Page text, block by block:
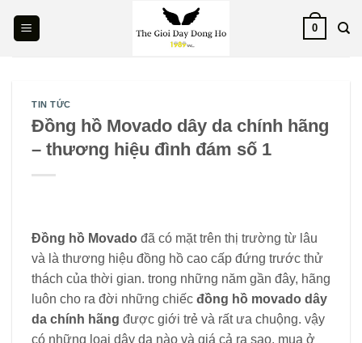
0
TIN TỨC
Đồng hồ Movado dây da chính hãng
– thương hiệu đình đám số 1
Đồng hồ Movado đã có mặt trên thị trường từ lâu
và là thương hiệu đồng hồ cao cấp đứng trước thử
thách của thời gian. trong những năm gần đây, hãng
luôn cho ra đời những chiếc đồng hồ movado dây
da chính hãng được giới trẻ và rất ưa chuộng. vậy
có những loại dây da nào và giá cả ra sao, mua ở